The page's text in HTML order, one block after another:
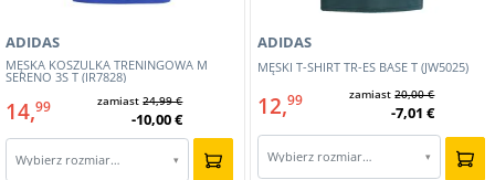
MĘSKA KOSZULKA TRENINGOWA M
SERENO 3S T (IR7828)
ADIDAS
14,99 zamiast24,99 €
-10,00 €
Wybierz rozmiar… ▾
MĘSKI T-SHIRT TR-ES BASE T (JW5025)
ADIDAS
12,99 zamiast20,00 €
-7,01 €
Wybierz rozmiar… ▾